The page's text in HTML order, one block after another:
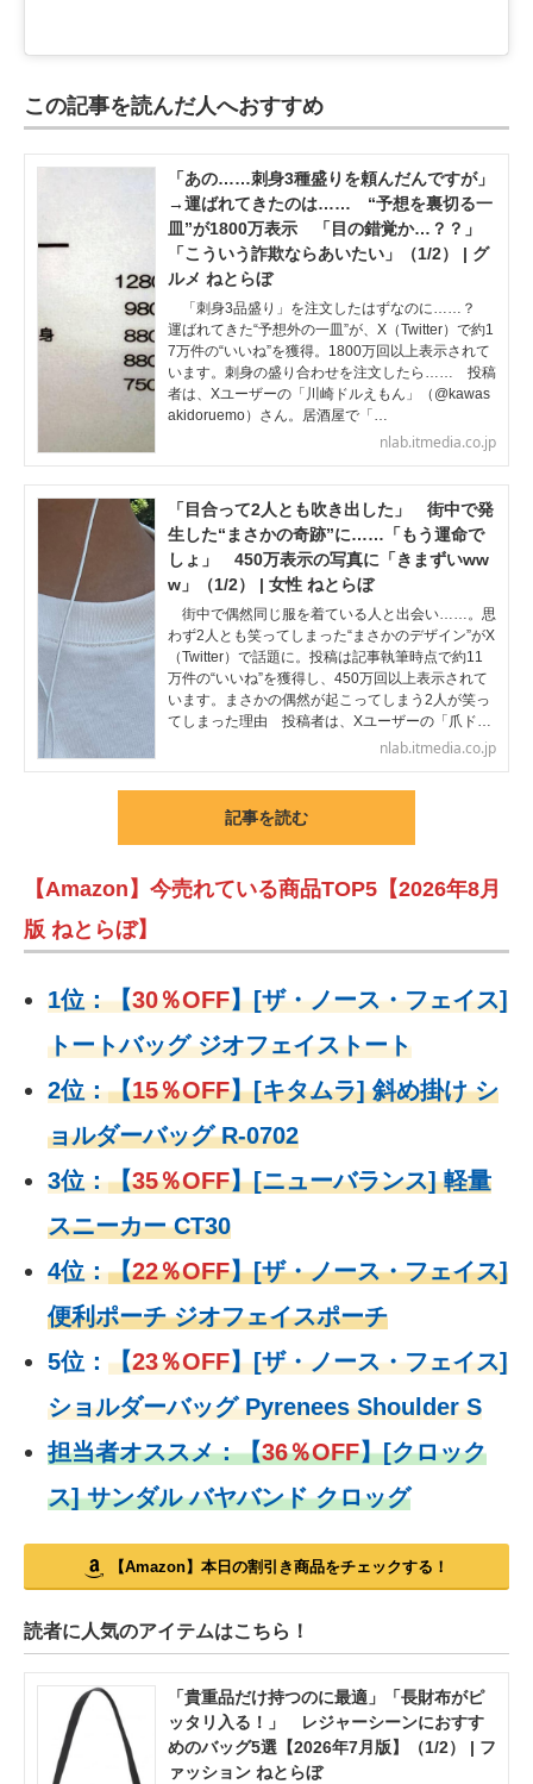
この記事を読んだ人へおすすめ
「あの……刺身3種盛りを頼んだんですが」
→運ばれてきたのは…… “予想を裏切る一
皿”が1800万表示 「目の錯覚か…？？」
「こういう詐欺ならあいたい」（1/2） | グ
ルメ ねとらぼ
「刺身3品盛り」を注文したはずなのに……？
運ばれてきた“予想外の一皿”が、X（Twitter）で約1
7万件の“いいね”を獲得。1800万回以上表示されて
います。刺身の盛り合わせを注文したら…… 投稿
者は、Xユーザーの「川崎ドルえもん」（@kawas
akidoruemo）さん。居酒屋で「…
nlab.itmedia.co.jp
「目合って2人とも吹き出した」 街中で発
生した“まさかの奇跡”に……「もう運命で
しょ」 450万表示の写真に「きまずいww
w」（1/2） | 女性 ねとらぼ
街中で偶然同じ服を着ている人と出会い……。思
わず2人とも笑ってしまった“まさかのデザイン”がX
（Twitter）で話題に。投稿は記事執筆時点で約11
万件の“いいね”を獲得し、450万回以上表示されて
います。まさかの偶然が起こってしまう2人が笑っ
てしまった理由 投稿者は、Xユーザーの「爪ド…
nlab.itmedia.co.jp
記事を読む
【Amazon】今売れている商品TOP5【2026年8月
版 ねとらぼ】
1位：【30％OFF】[ザ・ノース・フェイス]
トートバッグ ジオフェイストート
2位：【15％OFF】[キタムラ] 斜め掛け シ
ョルダーバッグ R-0702
3位：【35％OFF】[ニューバランス] 軽量
スニーカー CT30
4位：【22％OFF】[ザ・ノース・フェイス]
便利ポーチ ジオフェイスポーチ
5位： 【23％OFF】[ザ・ノース・フェイス]
ショルダーバッグ Pyrenees Shoulder S
担当者オススメ：【36％OFF】[クロック
ス] サンダル バヤバンド クロッグ
【Amazon】本日の割引き商品をチェックする！
読者に人気のアイテムはこちら！
「貴重品だけ持つのに最適」「長財布がピ
ッタリ入る！」 レジャーシーンにおすす
めのバッグ5選【2026年7月版】（1/2） | フ
ァッション ねとらぼ